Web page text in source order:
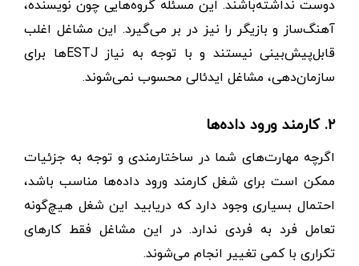
دوست نداشته‌باشند. این مسئله گروه‌هایی چون نویسنده،
آهنگ‌ساز و بازیگر را نیز در بر می‌گیرد. این مشاغل اغلب
قابل‌‌پیش‌بینی نیستند و با توجه به نیاز ESTJها برای
سازمان‌دهی، مشاغل ایدئالی محسوب نمی‌شوند.
۲. کارمند ورود داده‌ها
اگرچه مهارت‌های شما در ساختارمندی و توجه به جزئیات
ممکن است برای شغل کارمند ورود داده‌ها مناسب باشد،
احتمال بسیاری وجود دارد که دریابید این شغل هیچ‌گونه
تعامل فرد به فردی ندارد. در این مشاغل فقط کارهای
تکراری با کمی تغییر انجام می‌شوند.